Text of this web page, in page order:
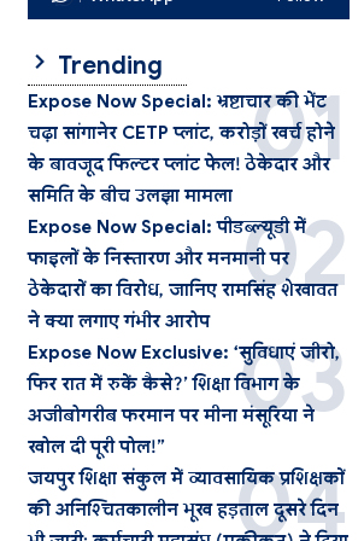
Trending
Expose Now Special: भ्रष्टाचार की भेंट
चढ़ा सांगानेर CETP प्लांट, करोड़ों खर्च होने
के बावजूद फिल्टर प्लांट फेल! ठेकेदार और
समिति के बीच उलझा मामला
Expose Now Special: पीडब्ल्यूडी में
फाइलों के निस्तारण और मनमानी पर
ठेकेदारों का विरोध, जानिए रामसिंह शेखावत
ने क्या लगाए गंभीर आरोप
Expose Now Exclusive: ‘सुविधाएं जीरो,
फिर रात में रुकें कैसे?’ शिक्षा विभाग के
अजीबोगरीब फरमान पर मीना मंसूरिया ने
खोल दी पूरी पोल!”
जयपुर शिक्षा संकुल में व्यावसायिक प्रशिक्षकों
की अनिश्चितकालीन भूख हड़ताल दूसरे दिन